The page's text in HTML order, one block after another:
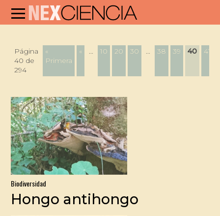
Página
40 de
294
«
Primera
« ... 10 20 30 ... 38 39 40 41
Biodiversidad
Hongo antihongo